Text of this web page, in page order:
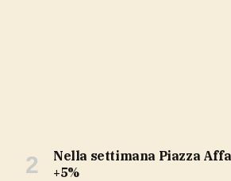
Nella settimana Piazza Affari +3%, Nasdaq
+5%